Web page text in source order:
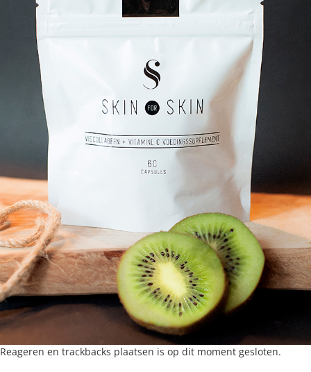
Reageren en trackbacks plaatsen is op dit moment gesloten.